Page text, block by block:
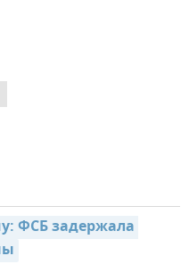
ФСБ задержала